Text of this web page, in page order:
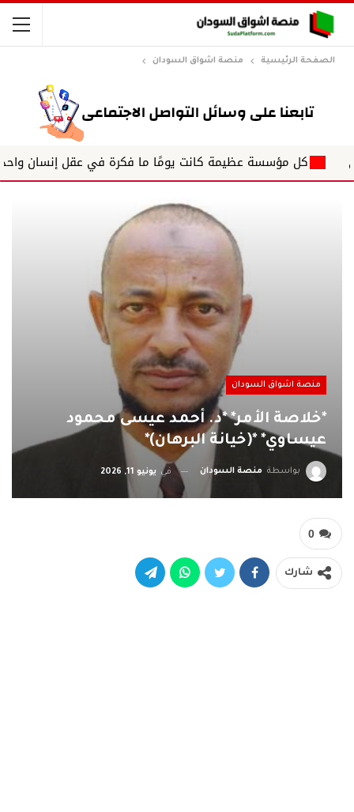
الصفحة الرئيسية منصة اشواق السودان
كل مؤسسة عظيمة كانت يومًا ما فكرة في عقل إنسان واحد . "
منصة اشواق السودان
*خلاصة الأمر* *د. أحمد عيسى محمود
عيساوي* *(خيانة البرهان)*
بواسطة منصة السودان في يونيو 11, 2026
0
شارك